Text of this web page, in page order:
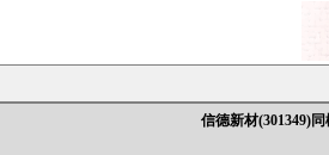
信德新材(301349)